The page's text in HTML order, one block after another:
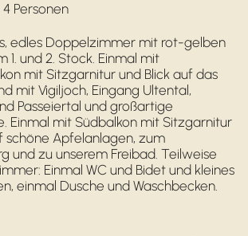
Personen
edles Doppelzimmer mit rot-gelben
1. und 2. Stock. Einmal mit
mit Sitzgarnitur und Blick auf das
mit Vigiljoch, Eingang Ultental,
Passeiertal und großartige
Einmal mit Südbalkon mit Sitzgarnitur
schöne Apfelanlagen, zum
und zu unserem Freibad. Teilweise
Einmal WC und Bidet und kleines
einmal Dusche und Waschbecken.